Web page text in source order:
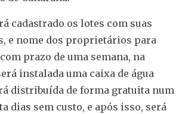
cadastrado os lotes com suas
e nome dos proprietários para
prazo de uma semana, na
instalada uma caixa de água
distribuída de forma gratuita num
dias sem custo, e após isso, será